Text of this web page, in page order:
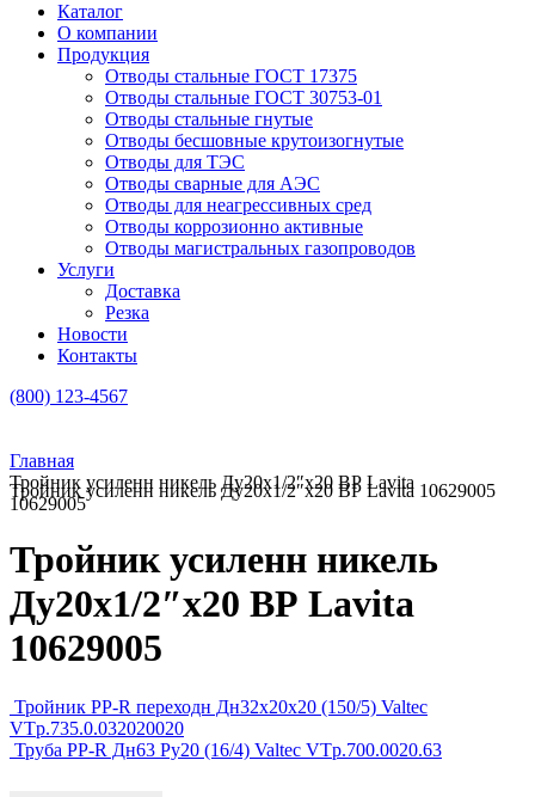
Каталог
О компании
Продукция
Отводы стальные ГОСТ 17375
Отводы стальные ГОСТ 30753-01
Отводы стальные гнутые
Отводы бесшовные крутоизогнутые
Отводы для ТЭС
Отводы сварные для АЭС
Отводы для неагрессивных сред
Отводы коррозионно активные
Отводы магистральных газопроводов
Услуги
Доставка
Резка
Новости
Контакты
(800) 123-4567
Главная
Тройник усиленн никель Ду20х1/2″х20 ВР Lavita
10629005
Тройник усиленн никель Ду20х1/2″х20 ВР Lavita 10629005
Тройник усиленн никель
Ду20х1/2″х20 ВР Lavita
10629005
Тройник PP-R переходн Дн32х20х20 (150/5) Valtec
VTp.735.0.032020020
Труба PP-R Дн63 Ру20 (16/4) Valtec VTp.700.0020.63